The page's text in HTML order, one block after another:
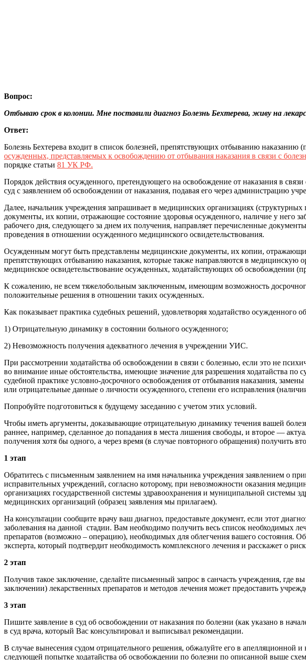
Вопрос:
Отбываю срок в колонии. Мне поставили диагноз Болезнь Бехтерева, живу на
Ответ:
Болезнь Бехтерева входит в список болезней, препятствующих отбыванию наказанию
осужденных, представляемых к освобождению от отбывания наказания в связи с
порядке статьи 81 УК РФ.
Порядок действия осужденного, претендующего на освобождение от наказания в связи
суд с заявлением об освобождении от наказания, подавая его через администрацию
Далее, начальник учреждения запрашивает в медицинских организациях
документы, их копии, отражающие состояние здоровья осужденного, наличие у него
рабочего дня, следующего за днем их получения, направляет перечисленные
проведения в отношении осужденного медицинского освидетельствования.
Осужденным могут быть представлены медицинские документы, их копии,
препятствующих отбыванию наказания, которые также направляются в
медицинское освидетельствование осужденных, ходатайствующих об освобождении
К сожалению, не всем тяжелобольным заключенным, имеющим возможность
положительные решения в отношении таких осужденных.
Как показывает практика судебных решений, удовлетворяя ходатайство
1) Отрицательную динамику в состоянии больного осужденного;
2) Невозможность получения адекватного лечения в учреждении УИС.
При рассмотрении ходатайства об освобождении в связи с болезнью, если это не
во внимание иные обстоятельства, имеющие значение для разрешения ходатайства по
судебной практике условно-досрочного освобождения от отбывания наказания,
или отрицательные данные о личности осужденного, степени его исправления
Попробуйте подготовиться к будущему заседанию с учетом этих условий.
Чтобы иметь аргументы, доказывающие отрицательную динамику течения вашей
раннее, например, сделанное до попадания в места лишения свободы, и второе —
получения хотя бы одного, а через время (в случае повторного обращения) получить
1 этап
Обратитесь с письменным заявлением на имя начальника учреждения заявлением о
исправительных учреждений, согласно которому, при невозможности оказания
организациях государственной системы здравоохранения и муниципальной системы
медицинских организаций (образец заявления мы прилагаем).
На консультации сообщите врачу ваш диагноз, предоставьте документ, если этот
заболевания на данной стадии. Вам необходимо получить весь список необходимых
препаратов (возможно – операцию), необходимых для облегчения вашего состояния.
эксперта, который подтвердит необходимость комплексного лечения и расскажет о
2 этап
Получив такое заключение, сделайте письменный запрос в санчасть учреждения, где
заключении) лекарственных препаратов и методов лечения может предоставить
3 этап
Пишите заявление в суд об освобождении от наказания по болезни (как указано в
в суд врача, который Вас консультировал и выписывал рекомендации.
В случае вынесения судом отрицательного решения, обжалуйте его в апелляционной
следующей попытке ходатайства об освобождении по болезни по описанной выше